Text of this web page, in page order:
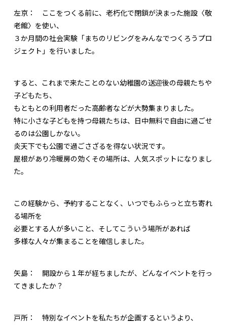
左京： ここをつくる前に、老朽化で閉鎖が決まった施設〈敬
老館〉を使い、
３か月間の社会実験「まちのリビングをみんなでつくろうプロ
ジェクト」を行いました。
すると、これまで来たことのない幼稚園の送迎後の母親たちや
子どもたち、
もともとの利用者だった高齢者などが大勢集まりました。
特に小さな子どもを持つ母親たちは、日中無料で自由に過ごせ
るのは公園しかない。
炎天下でも公園で過ごさざるを得ない状況です。
屋根があり冷暖房の効くその場所は、人気スポットになりまし
た。
この経験から、予約することなく、いつでもふらっと立ち寄れ
る場所を
必要とする人が多いこと、そしてこういう場所があれば
多様な人々が集まることを確信しました。
矢島： 開設から１年が経ちましたが、どんなイベントを行っ
てきましたか？
戸所： 特別なイベントを私たちが企画するというより、